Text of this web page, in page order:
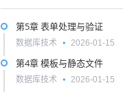
第5章 表单处理与验证
数据库技术 2026-01-15
第4章 模板与静态文件
数据库技术 2026-01-15